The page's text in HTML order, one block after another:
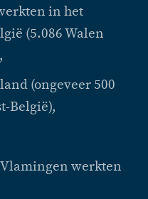
in het
(5.086 Walen
(ongeveer 500
België),
werkten